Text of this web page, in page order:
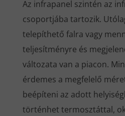
Az infrapanel szintén az
csoportjába tartozik.
telepíthető falra vagy
teljesítményre és
változata van a piacon.
érdemes a megfelelő
beépíteni az adott
történhet termosztáttal,